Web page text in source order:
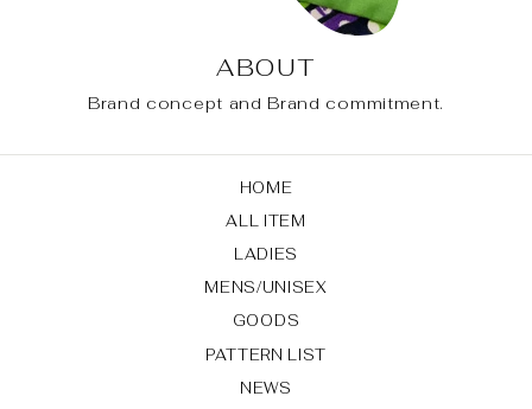
ABOUT
Brand concept and Brand commitment.
HOME
ALL ITEM
LADIES
MENS/UNISEX
GOODS
PATTERN LIST
NEWS